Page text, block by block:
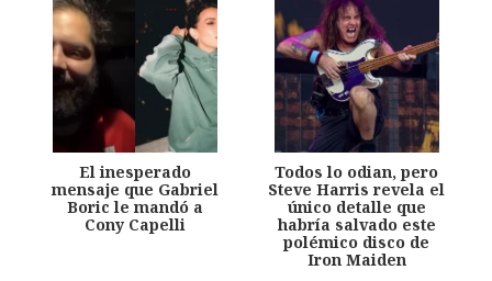
El inesperado
mensaje que Gabriel
Boric le mandó a
Cony Capelli
Todos lo odian, pero
Steve Harris revela el
único detalle que
habría salvado este
polémico disco de
Iron Maiden